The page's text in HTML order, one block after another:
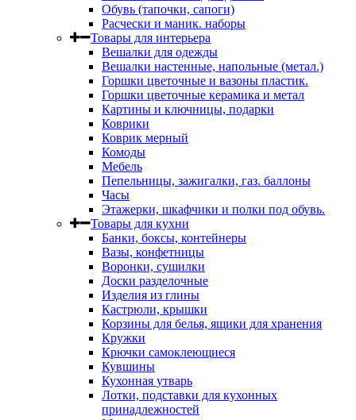
Обувь (тапочки, сапоги)
Расчески и маник. наборы
Товары для интерьера
Вешалки для одежды
Вешалки настенные, напольные (метал.)
Горшки цветочные и вазоны пластик.
Горшки цветочные керамика и метал
Картины и ключницы, подарки
Коврики
Коврик мерный
Комоды
Мебель
Пепельницы, зажигалки, газ. баллоны
Часы
Этажерки, шкафчики и полки под обувь.
Товары для кухни
Банки, боксы, контейнеры
Вазы, конфетницы
Воронки, сушилки
Доски разделочные
Изделия из глины
Кастрюли, крышки
Корзины для белья, ящики для хранения
Кружки
Крючки самоклеющиеся
Кувшины
Кухонная утварь
Лотки, подставки для кухонных
принадлежностей